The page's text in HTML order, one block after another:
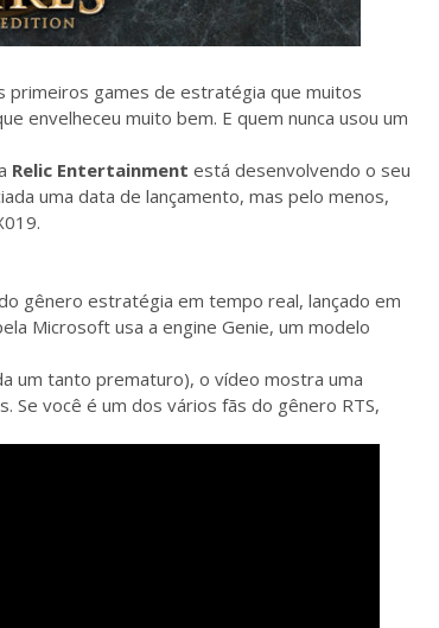
primeiros games de estratégia que muitos
envelheceu muito bem. E quem nunca usou um
Relic Entertainment está desenvolvendo o seu
uma data de lançamento, mas pelo menos,
gênero estratégia em tempo real, lançado em
Microsoft usa a engine Genie, um modelo
um tanto prematuro), o vídeo mostra uma
Se você é um dos vários fãs do gênero RTS,